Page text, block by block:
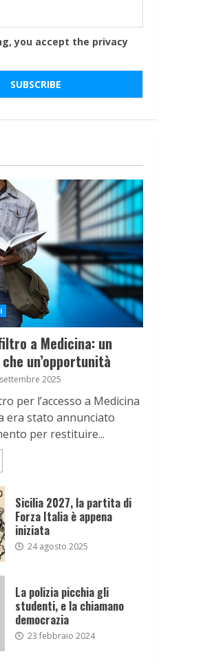
you accept the privacy
a Medicina: un
un’opportunità
2025
per l’accesso a Medicina
era stato annunciato
per restituire...
Sicilia 2027, la partita di
Forza Italia è appena
iniziata
24 agosto 2025
La polizia picchia gli
studenti, e la chiamano
democrazia
23 febbraio 2024